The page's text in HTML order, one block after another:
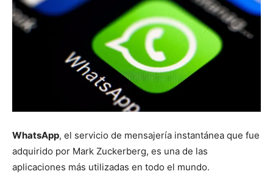
WhatsApp, el servicio de mensajería instantánea que fue
adquirido por Mark Zuckerberg, es una de las
aplicaciones más utilizadas en todo el mundo.